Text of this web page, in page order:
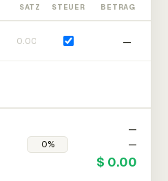
SATZ STEUER BETRAG
—
—
—
$ 0.00